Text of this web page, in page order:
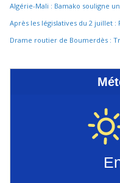
Algérie-Mali : Bamako souligne
Après les législatives du 2 juillet :
Drame routier de Boumerdès :